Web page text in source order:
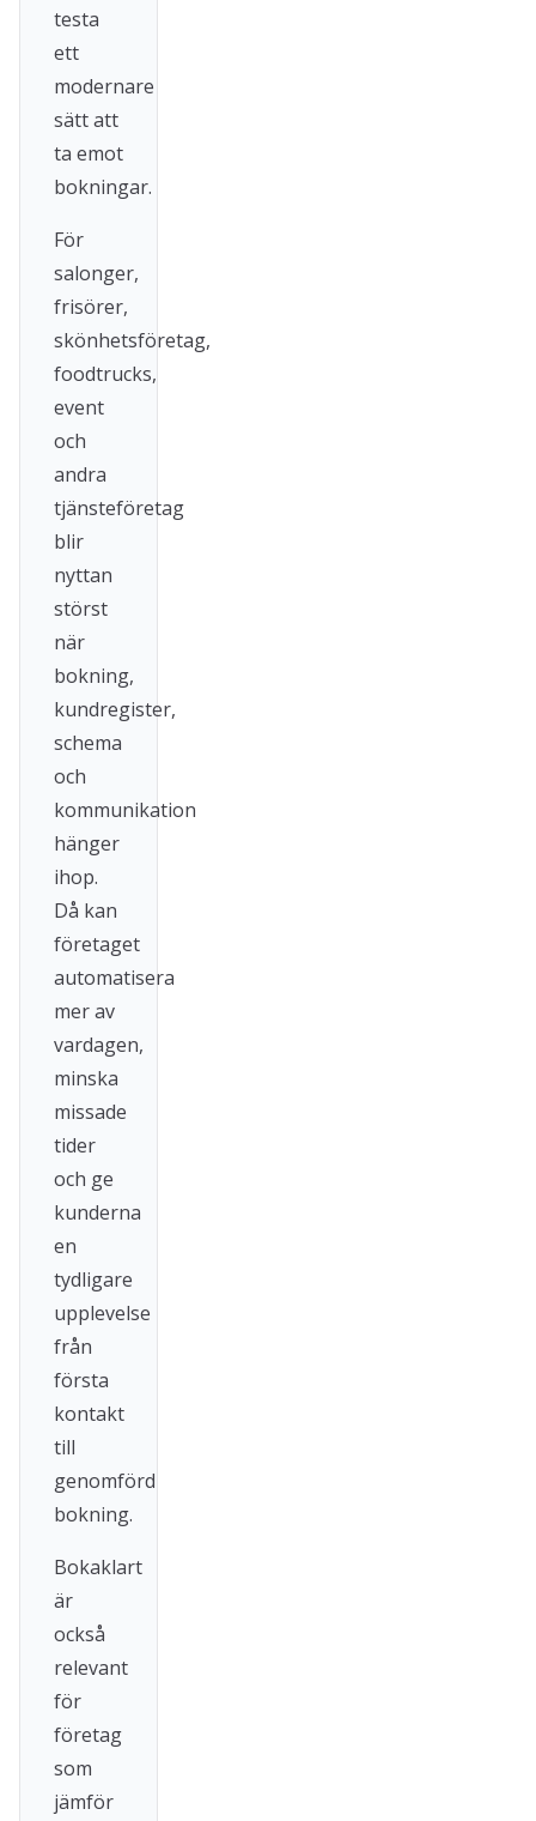
testa
ett
modernare
sätt att
ta emot
bokningar.
För
salonger,
frisörer,
skönhetsföretag,
foodtrucks,
event
och
andra
tjänsteföretag
blir
nyttan
störst
när
bokning,
kundregister,
schema
och
kommunikation
hänger
ihop.
Då kan
företaget
automatisera
mer av
vardagen,
minska
missade
tider
och ge
kunderna
en
tydligare
upplevelse
från
första
kontakt
till
genomförd
bokning.
Bokaklart
är
också
relevant
för
företag
som
jämför